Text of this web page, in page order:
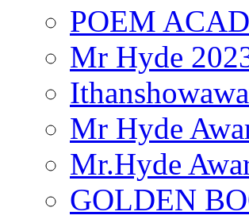
POEM
Mr Hyde
Mr Hyde
Mr.Hyde
GOLDEN